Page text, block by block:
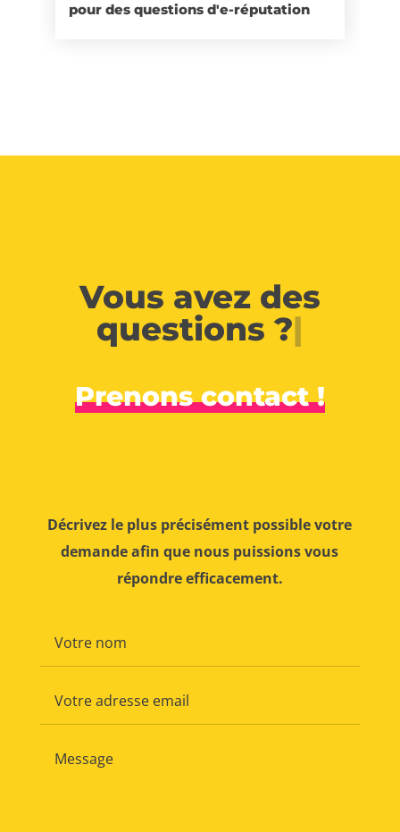
pour des questions d'e-réputation
Vous avez des
questions ?|
Prenons contact !
Décrivez le plus précisément possible votre
demande afin que nous puissions vous
répondre efficacement.